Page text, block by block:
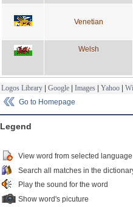
Venetian
Welsh
Logos Library | Google | Images | Yahoo |
Go to Homepage
Legend
View word from selected language
Search all matches in the
Play the sound for the word
Show word's picuture